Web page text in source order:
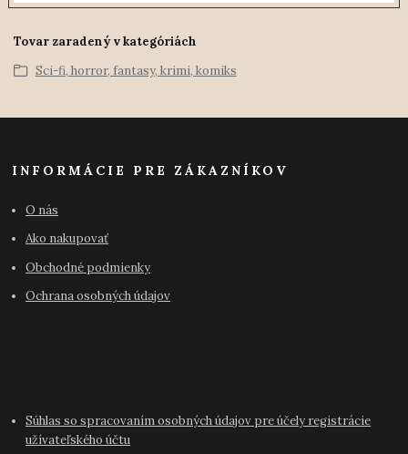
Tovar zaradený v kategóriách
Sci-fi, horror, fantasy, krimi, komiks
INFORMÁCIE PRE ZÁKAZNÍKOV
O nás
Ako nakupovať
Obchodné podmienky
Ochrana osobných údajov
Súhlas so spracovaním osobných údajov pre účely registrácie
užívateľského účtu